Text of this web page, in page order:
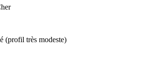
(profil très modeste)